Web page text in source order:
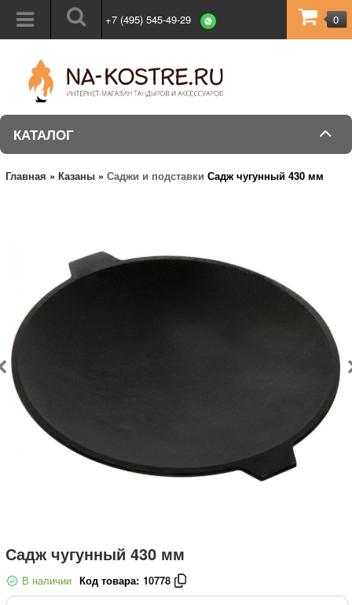
+7 (495) 545-49-29 0
КАТАЛОГ
Главная » Казаны » Саджи и подставки Садж чугунный 430 мм
Садж чугунный 430 мм
В наличии Код товара: 10778